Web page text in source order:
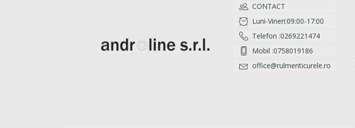
CONTACT
Luni-Vineri:09:00-17:00
Telefon :0269221474
Mobil :0758019186
office@rulmenticurele.ro